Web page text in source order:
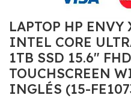
LAPTOP HP ENVY
INTEL CORE
1TB SSD 15.6″
TOUCHSCREEN
INGLÉS (15-